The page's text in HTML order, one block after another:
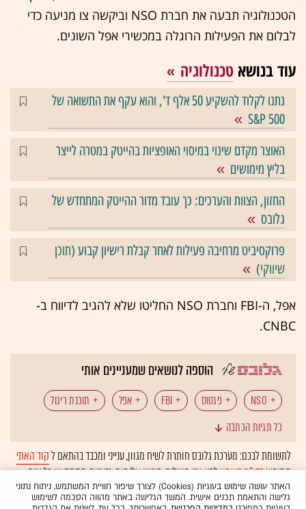
הטכנולוגיה תבעה את חברת NSO וביקשה צו מניעה כדי
לבלום את הפעילות הרוגלה במכשירי אפל השונים.
עוד בנושא טכנולוגיה
נתנו לקלוד להשקיע 50 אלף ד', והוא עקף את התשואה של
S&P 500
האוצר מקדם שינוי במיסוי האופציות בהייטק במטרה לייצר
בליץ מימושים
החזון, הצוות והערכים: כך עובד מדור ההייטק המתחדש של
גלובס
פרוקסיביט מרחיבה פעילות לאחר קבלת רישיון קבוע (תוכן
שיווקי)
אפל, ה-FBI וחברת NSO החליטו שלא להגיב לדיווח ב-
CNBC.
הוספה לנושאים שמעניינים אותי
NSO פגסוס FBI אפל
תוכנת ריגול
כל תגיות הכתבה
לתשומת לבכם: מערכת גלובס חותרת לשיח מגוון, ענייני ומכבד בהתאם לקוד האתי
המופיעבדו"ח האמוןלפיו אנו פועלים. ביטויי אלימות, גזענות, הסתה או כל שיח
בלתי הולם אחר מסוננים בצורהאוטומטיתולא יפורסמו באתר.
האתר עושה שימוש בעוגיות (Cookies) לצורך שיפור חוויית המשתמש, ניתוח נתוני
גלישה והתאמת תכנים אישית. המשך הגלישה באתר מהווה הסכמה לשימוש